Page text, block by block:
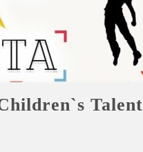
Talent